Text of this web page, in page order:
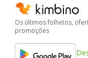
Os últimos folhetos,
promoções